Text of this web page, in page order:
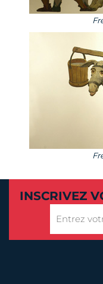
INSCRIVEZ